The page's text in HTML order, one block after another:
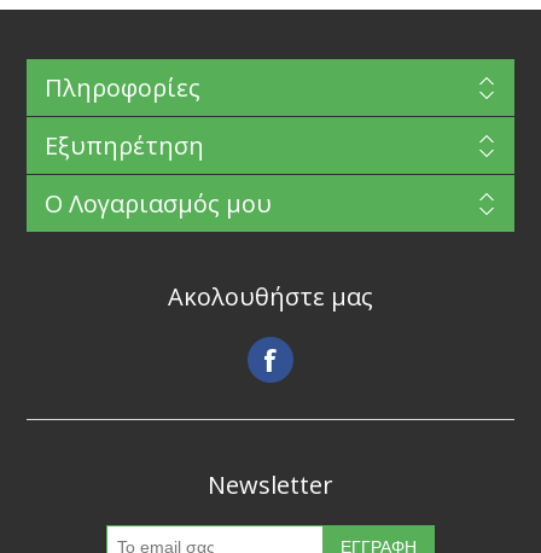
Πληροφορίες
Εξυπηρέτηση
Ο Λογαριασμός μου
Ακολουθήστε μας
Newsletter